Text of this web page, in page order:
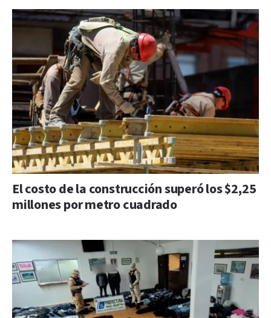
El costo de la construcción superó los $2,25
millones por metro cuadrado